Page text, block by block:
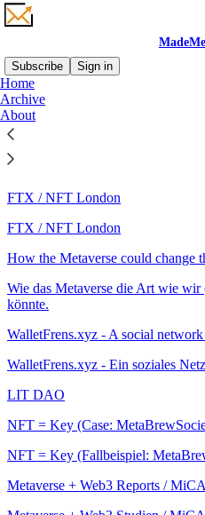
Subscribe
Sign in
Home
Archive
About
Sitemap - 2022 -
MadeMeThink
FTX / NFT London
FTX / NFT London
How the Metaverse could change
Wie das Metaverse die Art wie wir
könnte.
WalletFrens.xyz - A social
WalletFrens.xyz - Ein soziales
LIT DAO
NFT = Key (Case:
NFT = Key (Fallbeispiel:
Metaverse + Web3 Reports /